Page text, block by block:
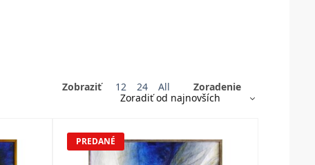
Zobraziť 12 24 All Zoradenie
PREDANÉ